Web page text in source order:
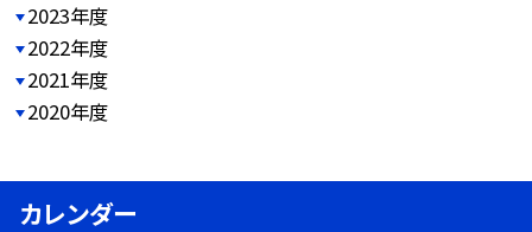
2023年度
2022年度
2021年度
2020年度
カレンダー